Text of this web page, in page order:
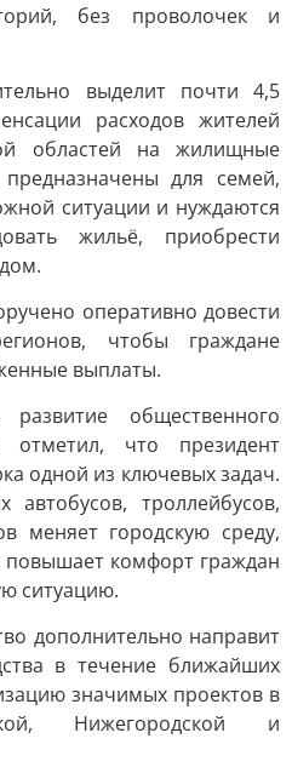
без проволочек и
выделит почти 4,5
расходов жителей
областей на жилищные
для семей,
ситуации и нуждаются
жильё, приобрести
оперативно довести
чтобы граждане
выплаты.
развитие общественного
отметил, что президент
одной из ключевых задач.
автобусов, троллейбусов,
меняет городскую среду,
повышает комфорт граждан
ситуацию.
дополнительно направит
в течение ближайших
значимых проектов в
Нижегородской и